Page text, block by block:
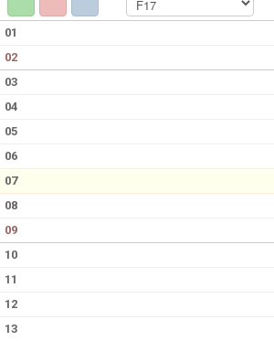
KONTAKT
MEDLEMSANMÄLAN
01
02
03
04
05
06
07
08
09
10
11
12
13